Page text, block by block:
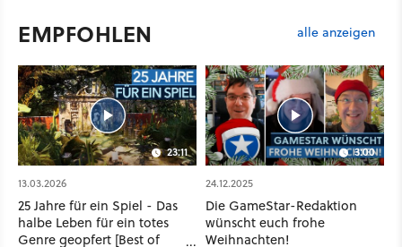
EMPFOHLEN alle anzeigen
23:11
13.03.2026
25 Jahre für ein Spiel - Das
halbe Leben für ein totes
Genre geopfert [Best of
3:00
24.12.2025
Die GameStar-Redaktion
wünscht euch frohe
Weihnachten!